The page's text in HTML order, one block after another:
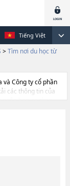
Tiếng Việt
> Tìm nơi du học từ
và Công ty cổ phần
các thông tin của
ngắn hạn, trường
& Social
sinh, số lượng